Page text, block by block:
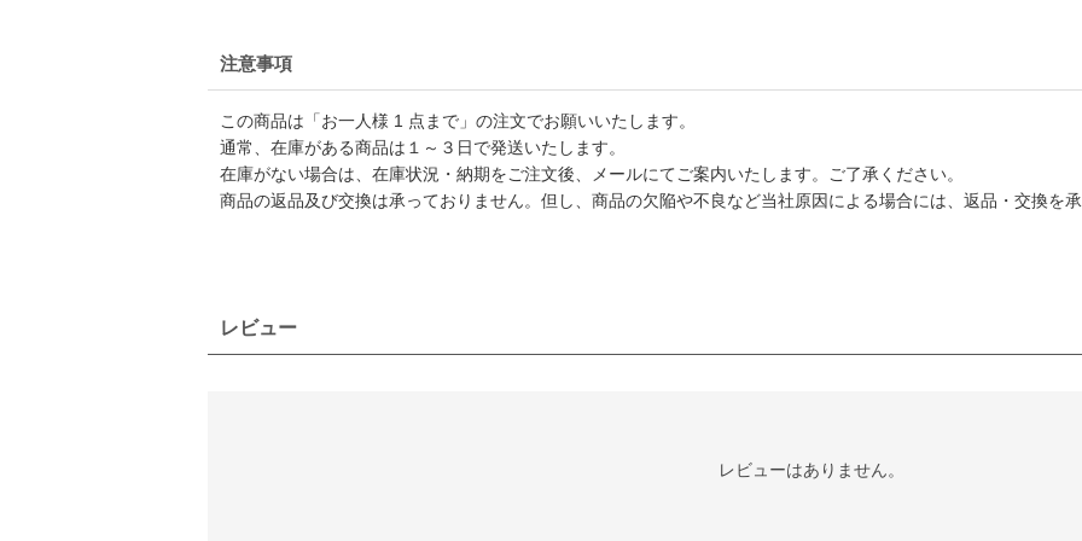
注意事項
この商品は「お一人様 1 点まで」の注文でお願いいたします。
通常、在庫がある商品は１～３日で発送いたします。
在庫がない場合は、在庫状況・納期をご注文後、メールにてご案内いたします。ご了承ください。
商品の返品及び交換は承っておりません。但し、商品の欠陥や不良など当社原因による場合には、返品・交換を
レビュー
レビューはありません。